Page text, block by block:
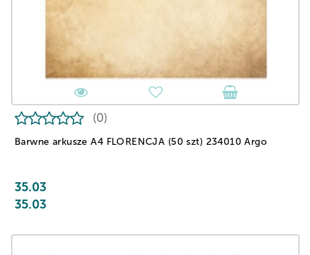
Barwne arkusze A4 FLORENCJA (50 szt) 234010 Argo
(0)
35.03
35.03